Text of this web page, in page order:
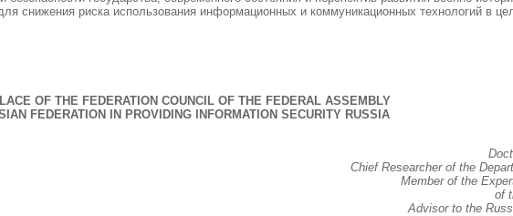
снижения риска использования информационных и коммуникационных технологий в
OF THE FEDERATION COUNCIL OF THE FEDERAL ASSEMBLY
FEDERATION IN PROVIDING INFORMATION SECURITY RUSSIA
Chief Researcher of the
Member of the
of
Advisor to the